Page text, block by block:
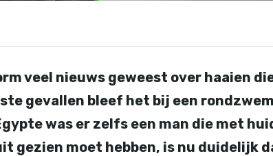
veel nieuws geweest over haaien
gevallen bleef het bij een
was er zelfs een man die met
gezien moet hebben, is nu duidelijk